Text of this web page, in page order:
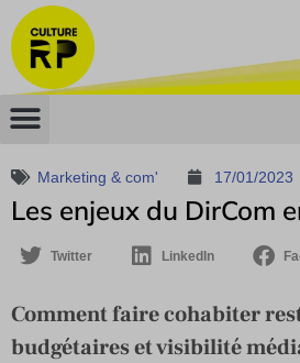
Marketing & com' 17/01/2023
Les enjeux du DirCom
Twitter LinkedIn
Comment faire cohabiter
budgétaires et visibilité